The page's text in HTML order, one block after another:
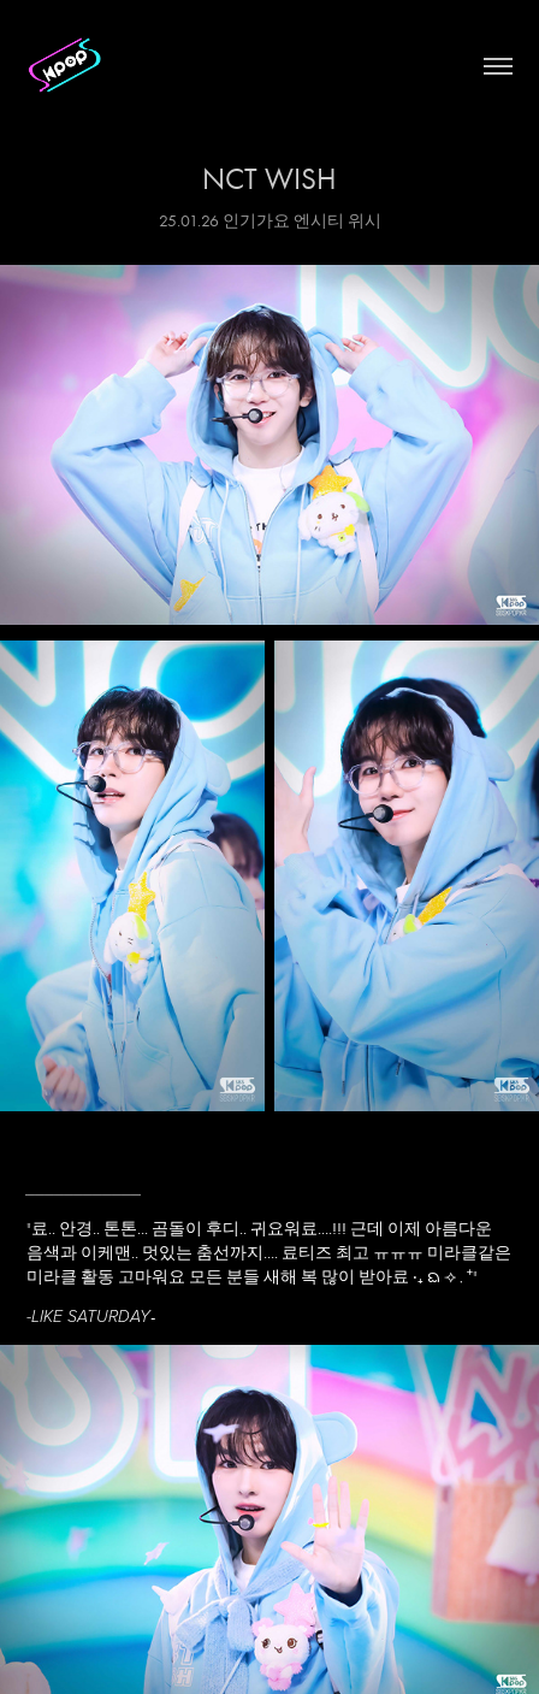
NCT WISH
25.01.26 인기가요 엔시티 위시
"료.. 안경.. 톤톤... 곰돌이 후디.. 귀요워료....!!! 근데 이제 아름다운
음색과 이케맨.. 멋있는 춤선까지.... 료티즈 최고 ㅠㅠㅠ 미라클같은
미라클 활동 고마워요 모든 분들 새해 복 많이 받아료 ‧₊ ᨳ ⟢․⁺"
-LIKE SATURDAY-